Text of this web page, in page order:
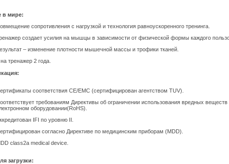
в мире:
сопротивления с нагрузкой и технология равноускоренного тренинга.
создает усилия на мышцы в зависимости от физической формы каждого
– изменение плотности мышечной массы и трофики тканей.
тренажер 2 года.
соответствия CE/EMC (сертифицирован агентством TUV).
требованиям Директивы об ограничении использования вредных веществ
оборудовании(RoHS).
IFI по уровню II.
согласно Директиве по медицинским приборам (MDD).
class2a medical device.
загрузки: